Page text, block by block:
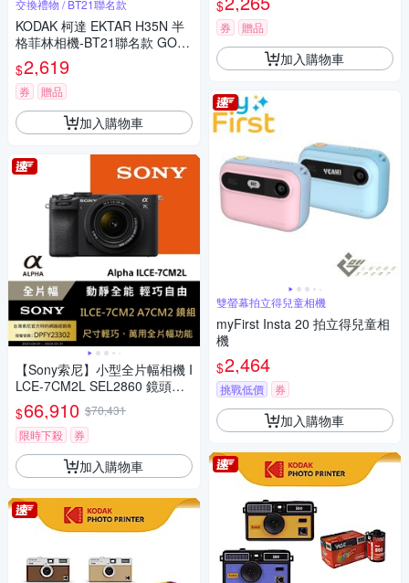
交換禮物 / BT21聯名款
KODAK 柯達 EKTAR H35N 半
格菲林相機-BT21聯名款 GOL
D 200底片組
$2,619
券 贈品
加入購物車
【Sony索尼】小型全片幅相機 I
LCE-7CM2L SEL2860 鏡頭組
(公司貨 保固18+6個月)
$66,910 $70,431
限時下殺
券
加入購物車
$
券 贈品
加入購物車
雙螢幕拍立得兒童相機
myFirst Insta 20 拍立得兒童相
機
$2,464
挑戰低價 券
加入購物車